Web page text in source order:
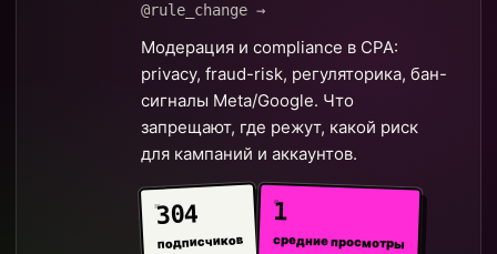
@rule_change →
Модерация и compliance в CPA:
privacy, fraud-risk, регуляторика, бан-
сигналы Meta/Google. Что
запрещают, где режут, какой риск
для кампаний и аккаунтов.
304
подписчиков
1
средние просмотры